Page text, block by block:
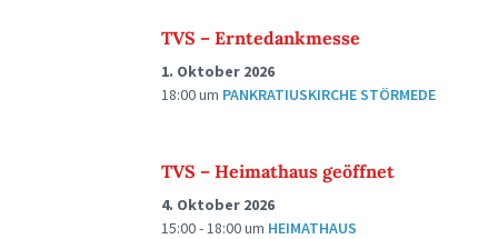
TVS – Erntedankmesse
1. Oktober 2026
18:00um PANKRATIUSKIRCHE STÖRMEDE
TVS – Heimathaus geöffnet
4. Oktober 2026
15:00 - 18:00um HEIMATHAUS